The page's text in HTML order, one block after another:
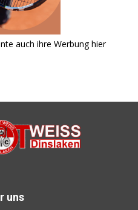
auch ihre Werbung hier
uns